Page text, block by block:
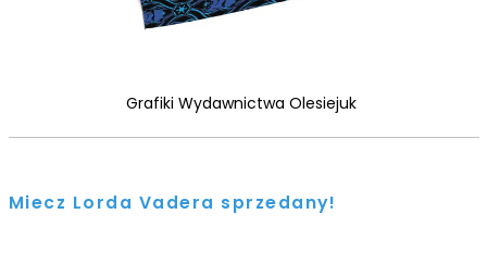
Grafiki Wydawnictwa Olesiejuk
Miecz Lorda Vadera sprzedany!